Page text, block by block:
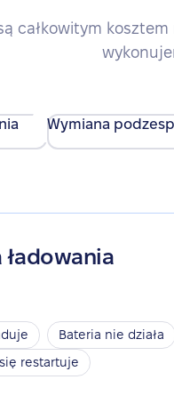
całkowitym
Wymiana
ładowania
Bateria nie działa
restartuje